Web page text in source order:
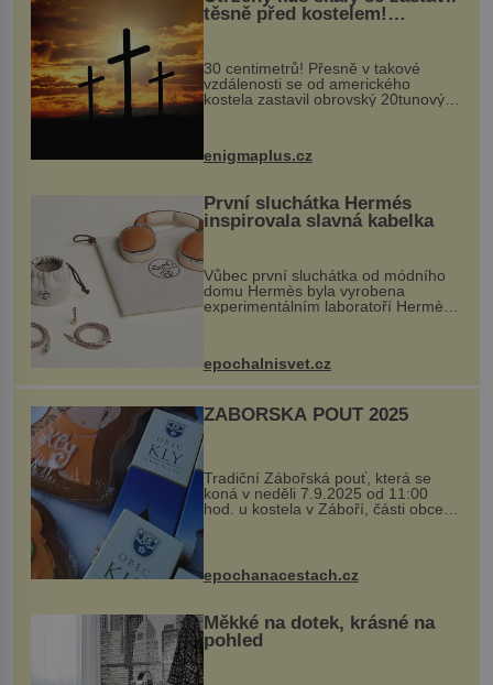
těsně před kostelem!
Ochránila ho boží síla?
30 centimetrů! Přesně v takové
vzdálenosti se od amerického
kostela zastavil obrovský 20tunový
...
enigmaplus.cz
První sluchátka Hermés
inspirovala slavná kabelka
Vůbec první sluchátka od módního
domu Hermès byla vyrobena
experimentálním laboratoří Hermès
kovový...
epochalnisvet.cz
ZÁBOŘSKÁ POUŤ 2025
Tradiční Zábořská pouť, která se
koná v neděli 7.9.2025 od 11:00
hod. u kostela v Záboří, části obce
Kly u Mělníka. V programu naleznete
komentovanou prohlídku kostela,
epochanacestach.cz
Měkké na dotek, krásné na
pohled